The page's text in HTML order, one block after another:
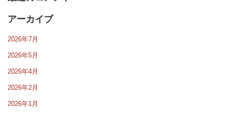
アーカイブ
2026年7月
2026年5月
2026年4月
2026年2月
2026年1月